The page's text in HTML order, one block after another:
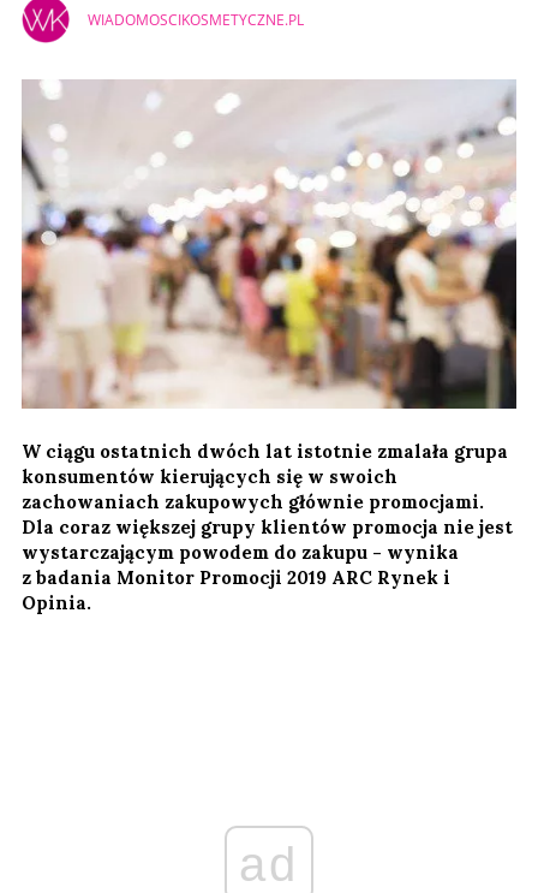
WIADOMOSCIKOSMETYCZNE.PL
W ciągu ostatnich dwóch lat istotnie zmalała grupa
konsumentów kierujących się w swoich
zachowaniach zakupowych głównie promocjami.
Dla coraz większej grupy klientów promocja nie jest
wystarczającym powodem do zakupu - wynika
z badania Monitor Promocji 2019 ARC Rynek i
Opinia.
ad